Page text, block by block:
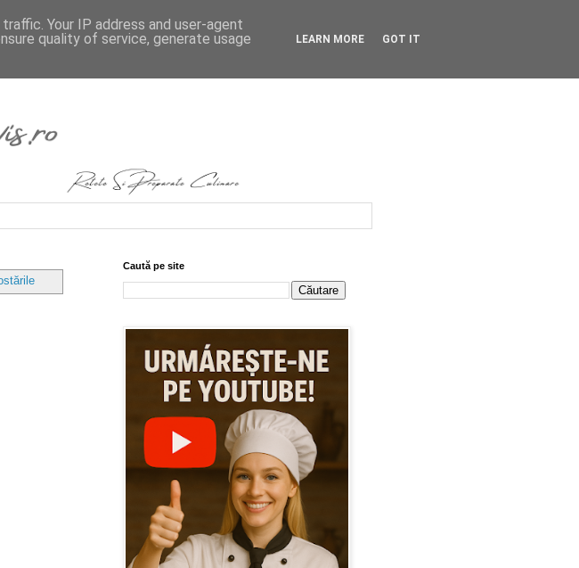
Caută pe site
Your IP address and user-agent
quality of service, generate usage
LEARN MORE GOT IT